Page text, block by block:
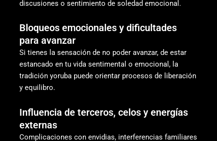
discusiones o sentimiento de soledad emocional.
Bloqueos emocionales y dificultades
para avanzar
Si tienes la sensación de no poder avanzar, de estar
estancado en tu vida sentimental o emocional, la
tradición yoruba puede orientar procesos de liberación
y equilibro.
Influencia de terceros, celos y energías
externas
Complicaciones con envidias, interferencias familiares